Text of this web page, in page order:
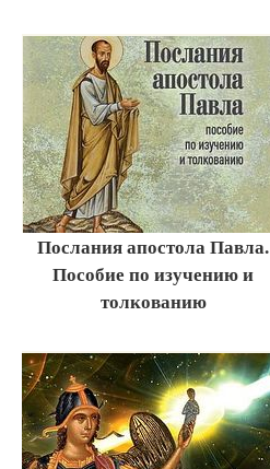
Послания апостола Павла.
Пособие по изучению и
толкованию